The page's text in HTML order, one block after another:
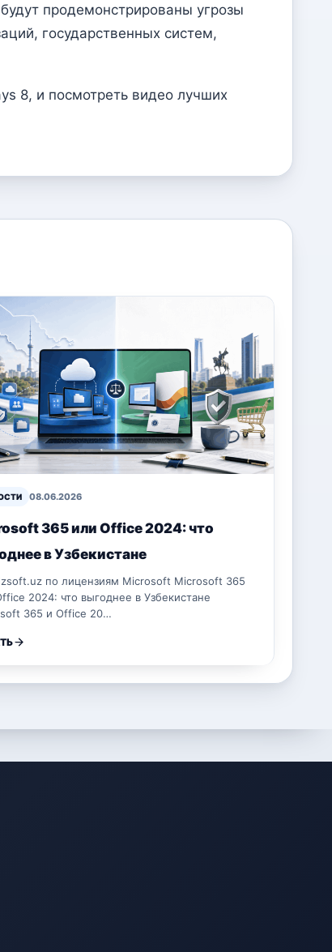
продемонстрированы угрозы
государственных систем,
8, и посмотреть видео лучших
08.06.2026
365 или Office 2024: что
в Узбекистане
по лицензиям Microsoft Microsoft 365
2024: что выгоднее в Узбекистане
365 и Office 20…